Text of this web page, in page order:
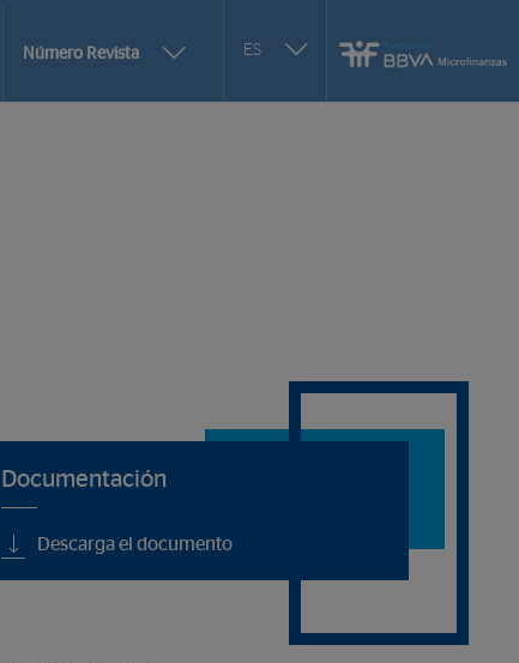
Número RevistaMás ESSeleccionar
Documentación
Descarga el documento